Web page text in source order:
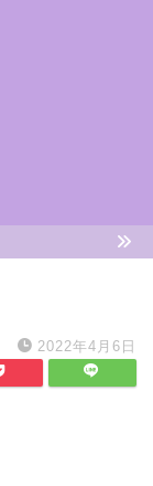
2022年4月6日